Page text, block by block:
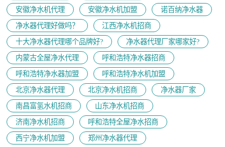
安徽净水机代理
安徽净水机加盟
诺百纳净水器
净水器代理好做吗？
江西净水机招商
十大净水器代理哪个品牌好?
净水器代理厂家哪家好?
内蒙古全屋净水代理
呼和浩特净水器招商
呼和浩特净水器加盟
呼和浩特净水机加盟
北京净水器代理
北京净水机招商
净水器厂家
南昌富氢水机招商
山东净水机招商
济南净水机招商
呼和浩特全屋净水招商
西宁净水机加盟
郑州净水器代理